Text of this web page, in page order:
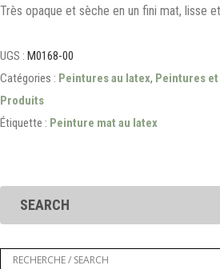
Très opaque et sèche en un fini mat, lisse
UGS : M0168-00
Catégories : Peintures au latex, Peintures
Produits
Étiquette : Peinture mat au latex
SEARCH